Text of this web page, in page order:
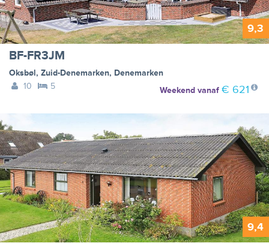
9,3
BF-FR3JM
Oksbøl, Zuid-Denemarken, Denemarken
10
5 Weekendvanaf € 621
9,4